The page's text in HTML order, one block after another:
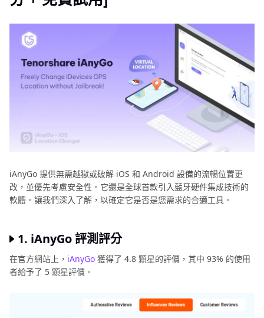
第四部分：iAnyGo VS POGO++/ iPoGo…比較
第五部分：Reddit 和 Trustpilot 上的 iAnyGo 使用者
評論
iAnyGo 提供無需越獄或破解 iOS 和 Android 設備的流暢位置更
改，並優先考慮安全性。它還是全球首款引入藍牙硬件集成技術的
軟體。讓我們深入了解，以確定它是否是您需求的合適工具。
1. iAnyGo 評測評分
在官方網站上， iAnyGo 獲得了 4.8 顆星的評價，其中 93% 的使用
者給予了 5 顆星評價。